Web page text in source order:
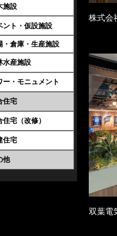
施設
ント・仮設施設
・倉庫・生産施設
水産施設
ー・モニュメント
住宅
住宅（改修）
住宅
他
株式会
双葉電